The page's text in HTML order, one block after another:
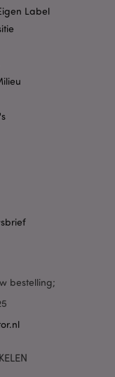
Label
bestelling;
Provider
PHP.net
van